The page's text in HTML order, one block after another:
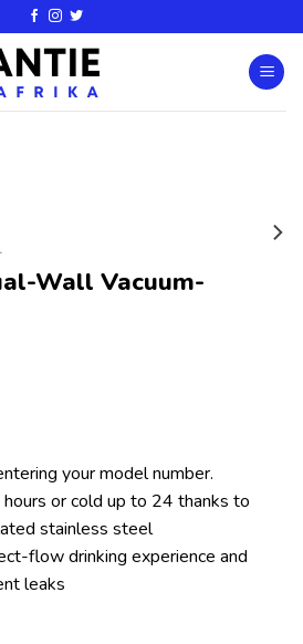
Wall Vacuum-
your model number.
or cold up to 24 thanks to
stainless steel
flow drinking experience and
leaks